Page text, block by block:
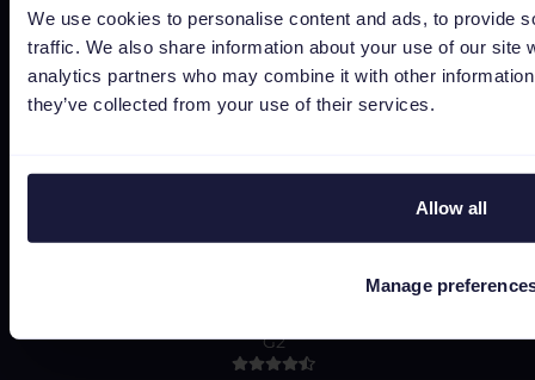
We use cookies to personalise content and ads, to provide
traffic. We also share information about your use of our site
analytics partners who may combine it with other
they’ve collected from your use of their services.
Allow all
Manage
G2